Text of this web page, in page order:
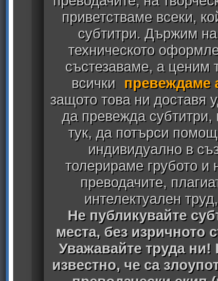
приветстваме всеки,
субтитри. Държим
техническото
състезаваме, а ценим
всички
превеждаме
защото това ни доставя
да превежда
тук, да потърси
индивидуално в
толерираме грубото
преводачите,
интелектуален
Не публикувайте
места, без изричното
Уважавайте труда ни!
известно, че са